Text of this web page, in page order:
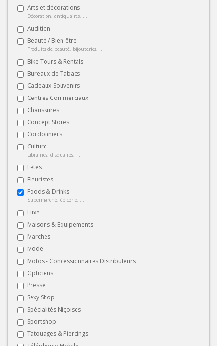
Arts et décorations
Décoration, antiquaires, ...
Audition
Beauté / Bien-être
Produits de beauté, bijouteries, ...
Bike Tours & Rentals
Bureaux de Tabacs
Cadeaux-Souvenirs
Centres Commerciaux
Chaussures
Concept Stores
Cordonniers
Culture
Librairies, disquaires, ...
Fêtes
Fleuristes
Foods & Drinks
Supermarché, épicerie, ...
Luxe
Maisons & Equipements
Marchés
Mode
Motos - Concessionnaires Distributeurs
Opticiens
Presse
Sexy Shop
Spécialités Niçoises
Sportshop
Tatouages & Piercings